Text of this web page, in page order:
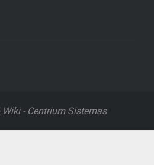
- Centrium Sistemas